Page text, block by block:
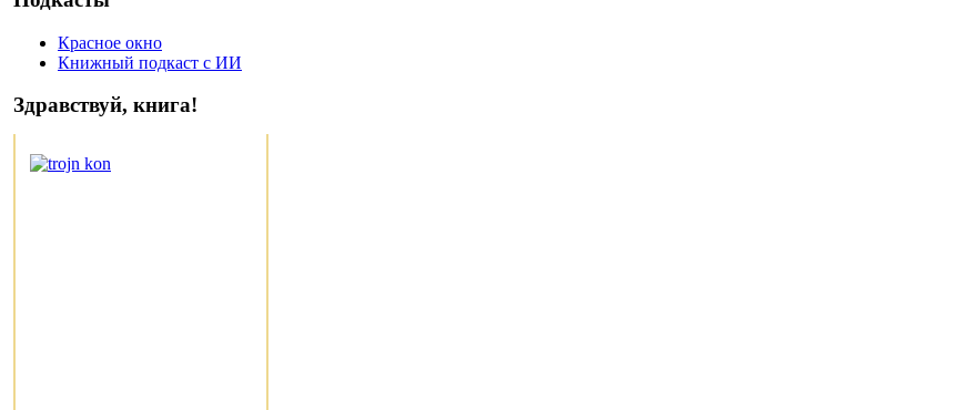
Красное окно
Книжный подкаст с ИИ
Здравствуй, книга!